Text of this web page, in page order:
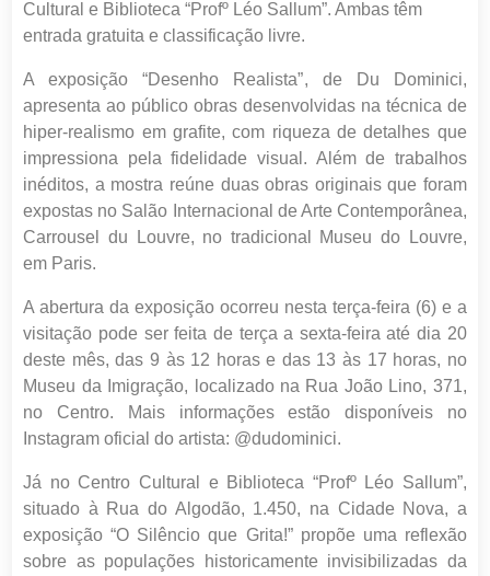
Cultural e Biblioteca “Profº Léo Sallum”. Ambas têm
entrada gratuita e classificação livre.
A exposição “Desenho Realista”, de Du Dominici,
apresenta ao público obras desenvolvidas na técnica de
hiper-realismo em grafite, com riqueza de detalhes que
impressiona pela fidelidade visual. Além de trabalhos
inéditos, a mostra reúne duas obras originais que foram
expostas no Salão Internacional de Arte Contemporânea,
Carrousel du Louvre, no tradicional Museu do Louvre,
em Paris.
A abertura da exposição ocorreu nesta terça-feira (6) e a
visitação pode ser feita de terça a sexta-feira até dia 20
deste mês, das 9 às 12 horas e das 13 às 17 horas, no
Museu da Imigração, localizado na Rua João Lino, 371,
no Centro. Mais informações estão disponíveis no
Instagram oficial do artista: @dudominici.
Já no Centro Cultural e Biblioteca “Profº Léo Sallum”,
situado à Rua do Algodão, 1.450, na Cidade Nova, a
exposição “O Silêncio que Grita!” propõe uma reflexão
sobre as populações historicamente invisibilizadas da